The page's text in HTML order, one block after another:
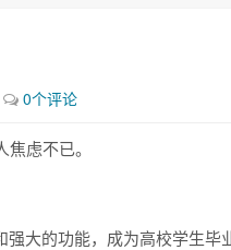
0个评论
虑不已。
大的功能，成为高校学生毕